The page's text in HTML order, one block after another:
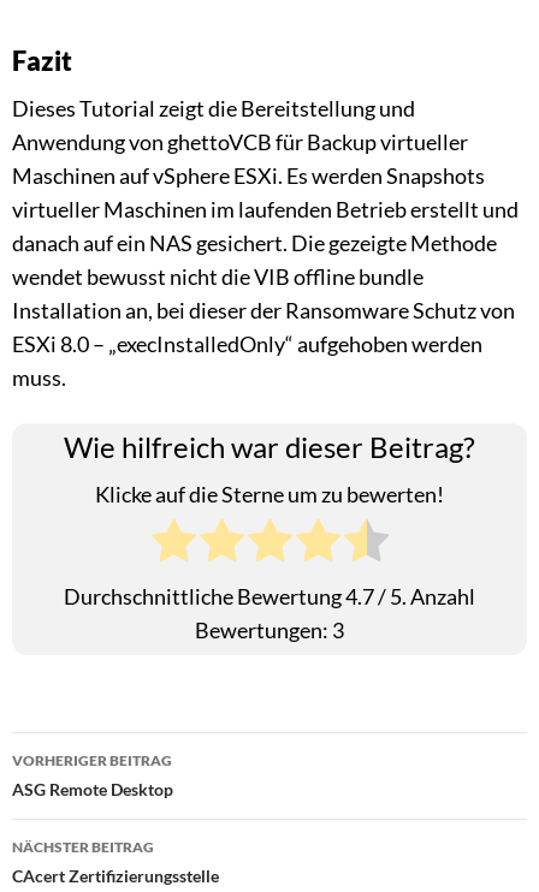
Fazit
Dieses Tutorial zeigt die Bereitstellung und
Anwendung von ghettoVCB für Backup virtueller
Maschinen auf vSphere ESXi. Es werden Snapshots
virtueller Maschinen im laufenden Betrieb erstellt und
danach auf ein NAS gesichert. Die gezeigte Methode
wendet bewusst nicht die VIB offline bundle
Installation an, bei dieser der Ransomware Schutz von
ESXi 8.0 – „execInstalledOnly“ aufgehoben werden
muss.
Wie hilfreich war dieser Beitrag?
Klicke auf die Sterne um zu bewerten!
Durchschnittliche Bewertung4.7/ 5. Anzahl
Bewertungen: 3
Beitragsnavigation
VORHERIGER BEITRAG
ASG Remote Desktop
NÄCHSTER BEITRAG
CAcert Zertifizierungsstelle